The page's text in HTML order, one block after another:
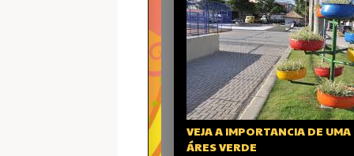
VEJA A IMPORTANCIA DE UMA
ÁRES VERDE